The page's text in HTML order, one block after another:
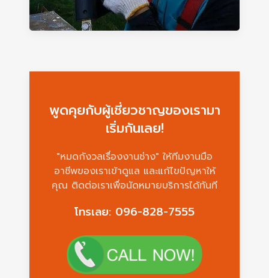
พูดคุยกับผู้เชี่ยวชาญของเรามา
เริ่มกันเลย!
"หมดกังวลเรื่องงานช่าง" ให้ทีมงานมือ
อาชีพของเราเข้าดูแล และแก้ไขปัญหาให้
คุณ ติดต่อเราเพื่อนัดหมายบริการได้ทันที
โทรเลย: 096-828-7555